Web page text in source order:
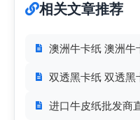
相关文章推荐
澳洲牛卡纸 澳洲牛
双透黑卡纸 双透黑
进口牛皮纸批发商